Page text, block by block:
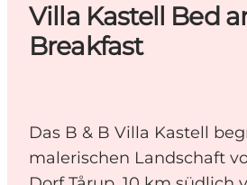
Outdoor & bike
Essen & trinken
Übernachtung
Villa Kastell Bed
Breakfast
Das B & B Villa Kastell
malerischen Landschaft